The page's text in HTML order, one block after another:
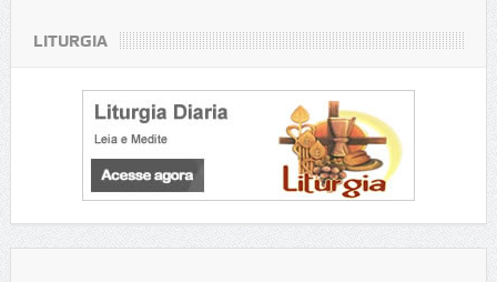
LITURGIA